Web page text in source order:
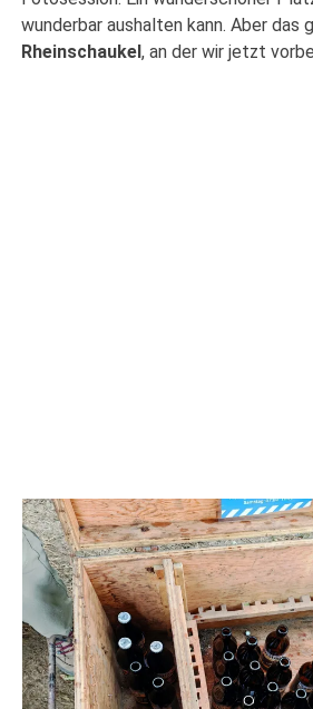
wunderbar aushalten kann. Aber das
Rheinschaukel, an der wir jetzt